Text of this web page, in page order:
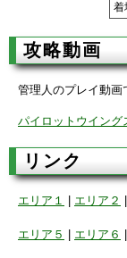
着
攻略動画
管理人のプレイ動画
パイロットウイング
リンク
エリア１ エリア２
エリア５ エリア６